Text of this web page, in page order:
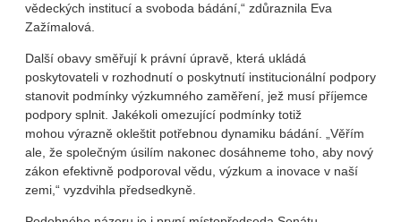
vědeckých institucí a svoboda bádání,“ zdůraznila Eva
Zažímalová.
Další obavy směřují k právní úpravě, která ukládá
poskytovateli v rozhodnutí o poskytnutí institucionální podpory
stanovit podmínky výzkumného zaměření, jež musí příjemce
podpory splnit. Jakékoli omezující podmínky totiž
mohou výrazně okleštit potřebnou dynamiku bádání. „Věřím
ale, že společným úsilím nakonec dosáhneme toho, aby nový
zákon efektivně podporoval vědu, výzkum a inovace v naší
zemi,“ vyzdvihla předsedkyně.